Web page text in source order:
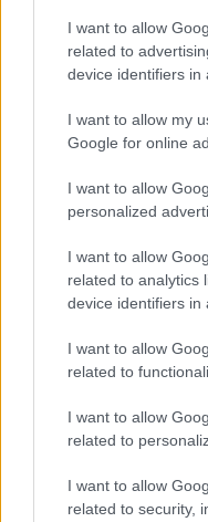
I want to allow
related to
device identifiers in
I want to allow my
Google for online
I want to allow
personalized
I want to allow
related to analytics
device identifiers in
I want to allow
related to
I want to allow
related to
I want to allow
related to security,
ΑΣΕΠ: Εξ
μέρες
Μάθε
ειδήσεις.
Βάλε το